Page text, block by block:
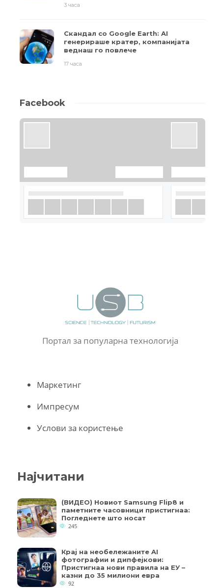
3 часа
Скандал со Google Earth: AI
генерираше кратер, компанијата
веднаш го повлече
17 часа
Facebook
Портал за популарна технологија
Маркетинг
Импресум
Услови за користење
Најчитани
(ВИДЕО) Новиот Samsung Flip8 и
паметните часовници пристигнаа:
Погледнете што носат
245
Крај на необележаните AI
фотографии и дипфејкови:
Пристигнаа нови правила на ЕУ –
казни до 35 милиони евра
92